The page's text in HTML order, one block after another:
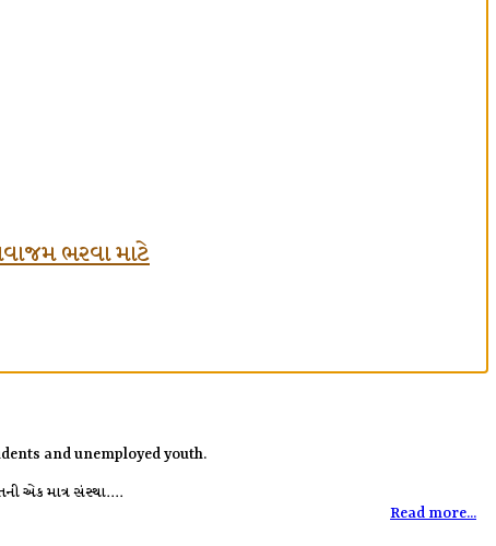
ભરવા માટે
and unemployed youth.
એક માત્ર સંસ્થા....
Read more...